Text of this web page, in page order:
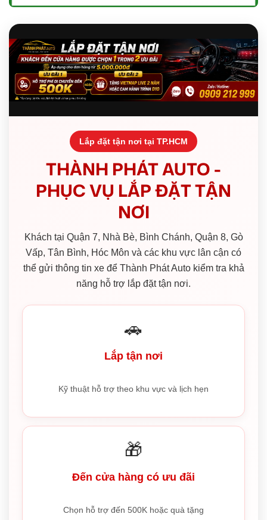
Lắp đặt tận nơi tại TP.HCM
THÀNH PHÁT AUTO -
PHỤC VỤ LẮP ĐẶT TẬN
NƠI
Khách tại Quận 7, Nhà Bè, Bình Chánh, Quận 8, Gò
Vấp, Tân Bình, Hóc Môn và các khu vực lân cận có
thể gửi thông tin xe để Thành Phát Auto kiểm tra khả
năng hỗ trợ lắp đặt tận nơi.
🚗
Lắp tận nơi
Kỹ thuật hỗ trợ theo khu vực và lịch hẹn
🎁
Đến cửa hàng có ưu đãi
Chọn hỗ trợ đến 500K hoặc quà tặng